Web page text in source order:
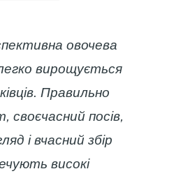
овочева
вирощується
Правильно
своєчасний посів,
і вчасний збір
високі